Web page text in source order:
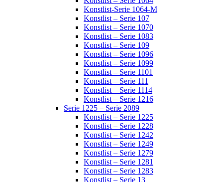
Konstlist-Serie 1064-M
Konstlist – Serie 107
Konstlist – Serie 1070
Konstlist – Serie 1083
Konstlist – Serie 109
Konstlist – Serie 1096
Konstlist – Serie 1099
Konstlist – Serie 1101
Konstlist – Serie 111
Konstlist – Serie 1114
Konstlist – Serie 1216
Serie 1225 – Serie 2089
Konstlist – Serie 1225
Konstlist – Serie 1228
Konstlist – Serie 1242
Konstlist – Serie 1249
Konstlist – Serie 1279
Konstlist – Serie 1281
Konstlist – Serie 1283
Konstlist – Serie 13